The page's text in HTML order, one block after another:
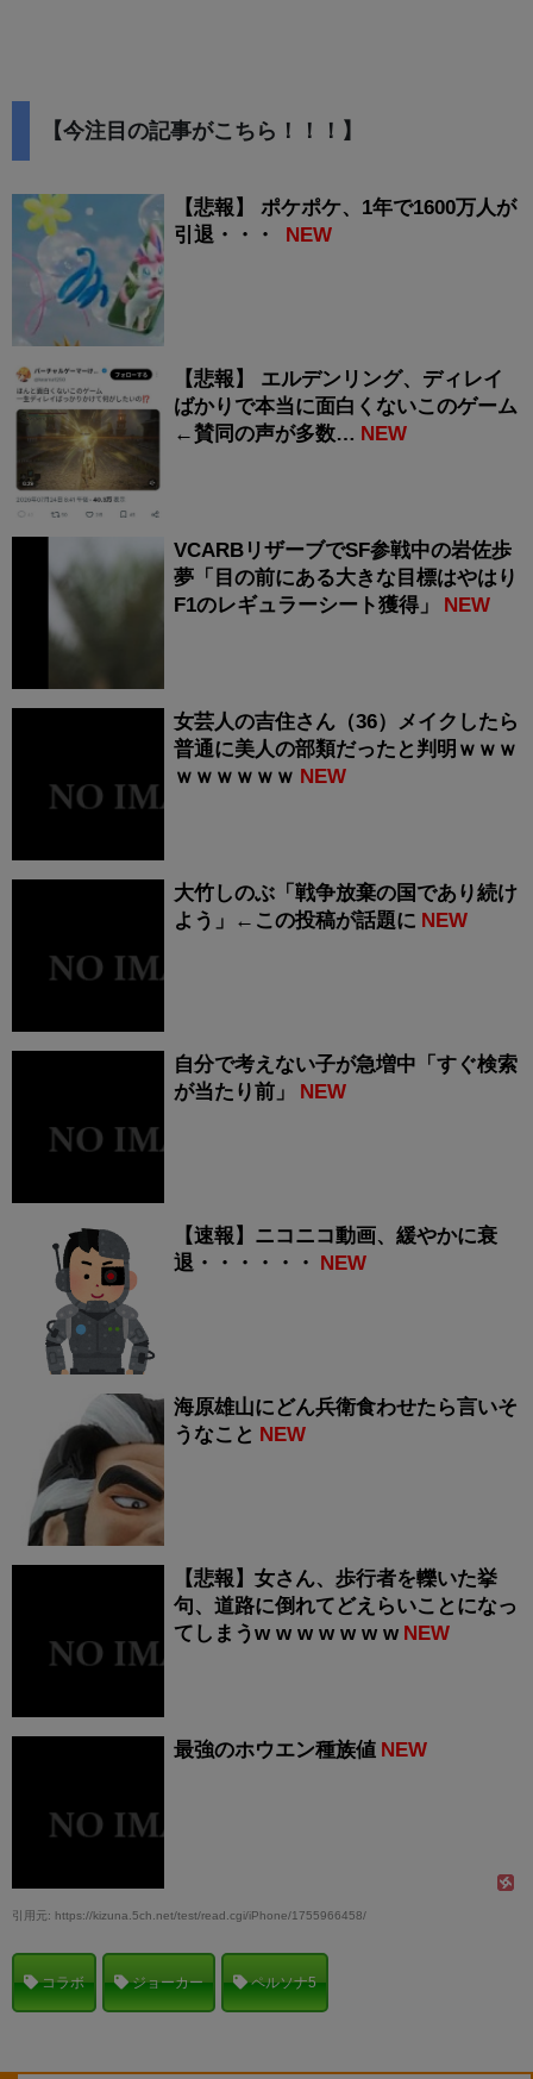
【今注目の記事がこちら！！！】
【悲報】 ポケポケ、1年で1600万人が
引退・・・
NEW
【悲報】 エルデンリング、ディレイ
ばかりで本当に面白くないこのゲーム
←賛同の声が多数… NEW
VCARBリザーブでSF参戦中の岩佐歩
夢「目の前にある大きな目標はやはり
F1のレギュラーシート獲得」
NEW
女芸人の吉住さん（36）メイクしたら
普通に美人の部類だったと判明ｗｗｗ
ｗｗｗｗｗｗ NEW
大竹しのぶ「戦争放棄の国であり続け
よう」←この投稿が話題に NEW
自分で考えない子が急増中「すぐ検索
が当たり前」
NEW
【速報】ニコニコ動画、緩やかに衰
退・・・・・・ NEW
海原雄山にどん兵衛食わせたら言いそ
うなこと NEW
【悲報】女さん、歩行者を轢いた挙
句、道路に倒れてどえらいことになっ
てしまうw w w w w w w NEW
最強のホウエン種族値 NEW
引用元: https://kizuna.5ch.net/test/read.cgi/iPhone/1755966458/
コラボ ジョーカー ペルソナ5